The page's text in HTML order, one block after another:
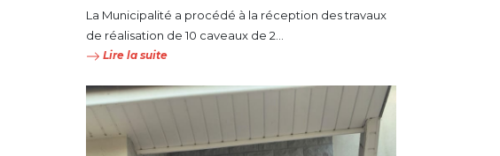
La Municipalité a procédé à la réception des travaux
de réalisation de 10 caveaux de 2...
Lire la suite